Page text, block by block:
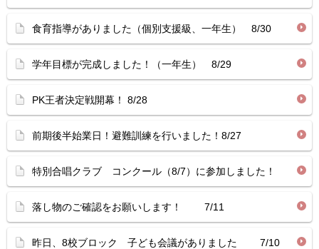
食育指導がありました（個別支援級、一年生） 8/30
学年目標が完成しました！（一年生） 8/29
PK王者決定戦開幕！ 8/28
前期後半始業日！避難訓練を行いました！8/27
特別合唱クラブ コンクール（8/7）に参加しました！
落し物のご確認をお願いします！ 7/11
昨日、8校ブロック 子ども会議がありました 7/10